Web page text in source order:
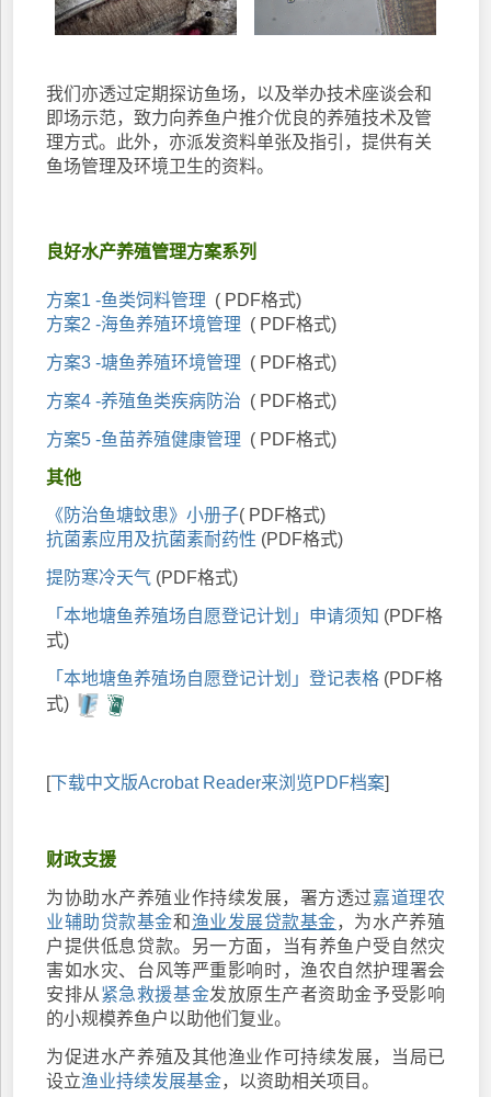
我们亦透过定期探访鱼场，以及举办技术座谈会和
即场示范，致力向养鱼户推介优良的养殖技术及管
理方式。此外，亦派发资料单张及指引，提供有关
鱼场管理及环境卫生的资料。
良好水产养殖管理方案系列
方案1 -鱼类饲料管理 ( PDF格式)
方案2 -海鱼养殖环境管理 ( PDF格式)
方案3 -塘鱼养殖环境管理 ( PDF格式)
方案4 -养殖鱼类疾病防治 ( PDF格式)
方案5 -鱼苗养殖健康管理 ( PDF格式)
其他
《防治鱼塘蚊患》小册子( PDF格式)
抗菌素应用及抗菌素耐药性 (PDF格式)
提防寒冷天气 (PDF格式)
「本地塘鱼养殖场自愿登记计划」申请须知 (PDF格
式)
「本地塘鱼养殖场自愿登记计划」登记表格 (PDF格
式)
[下载中文版Acrobat Reader来浏览PDF档案]
财政支援
为协助水产养殖业作持续发展，署方透过嘉道理农
业辅助贷款基金和 渔业发展贷款基金，为水产养殖
户提供低息贷款。另一方面，当有养鱼户受自然灾
害如水灾、台风等严重影响时，渔农自然护理署会
安排从 紧急救援基金发放原生产者资助金予受影响
的小规模养鱼户以助他们复业。
为促进水产养殖及其他渔业作可持续发展，当局已
设立渔业持续发展基金，以资助相关项目。